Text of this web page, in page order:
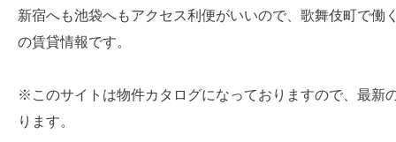
新宿へも池袋へもアクセス利便がいいので、歌舞伎町で働
の賃貸情報です。
※このサイトは物件カタログになっておりますので、最新
ります。